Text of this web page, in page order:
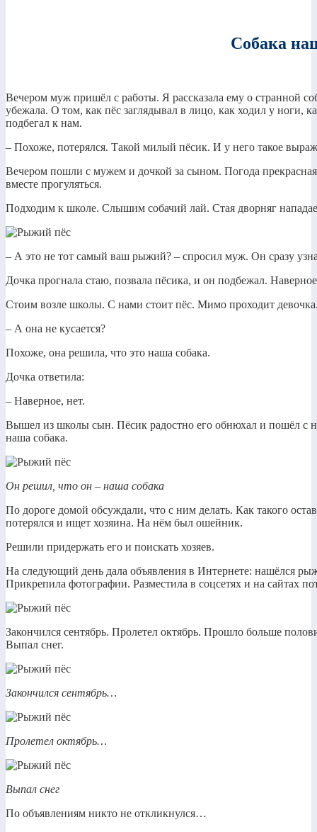
Собака
Вечером муж пришёл с работы. Я рассказала ему о странной
убежала. О том, как пёс заглядывал в лицо, как ходил у ноги,
подбегал к нам.
– Похоже, потерялся. Такой милый пёсик. И у него такое
Вечером пошли с мужем и дочкой за сыном. Погода
вместе прогуляться.
Подходим к школе. Слышим собачий лай. Стая дворняг
– А это не тот самый ваш рыжий? – спросил муж. Он сразу
Дочка прогнала стаю, позвала пёсика, и он подбежал.
Стоим возле школы. С нами стоит пёс. Мимо проходит
– А она не кусается?
Похоже, она решила, что это наша собака.
Дочка ответила:
– Наверное, нет.
Вышел из школы сын. Пёсик радостно его обнюхал и пошёл
наша собака.
Он решил, что он – наша собака
По дороге домой обсуждали, что с ним делать. Как такого
потерялся и ищет хозяина. На нём был ошейник.
Решили придержать его и поискать хозяев.
На следующий день дала объявления в Интернете: нашёлся
Прикрепила фотографии. Разместила в соцсетях и на сайтах
Закончился сентябрь. Пролетел октябрь. Прошло больше
Выпал снег.
Закончился сентябрь…
Пролетел октябрь…
Выпал снег
По объявлениям никто не откликнулся…